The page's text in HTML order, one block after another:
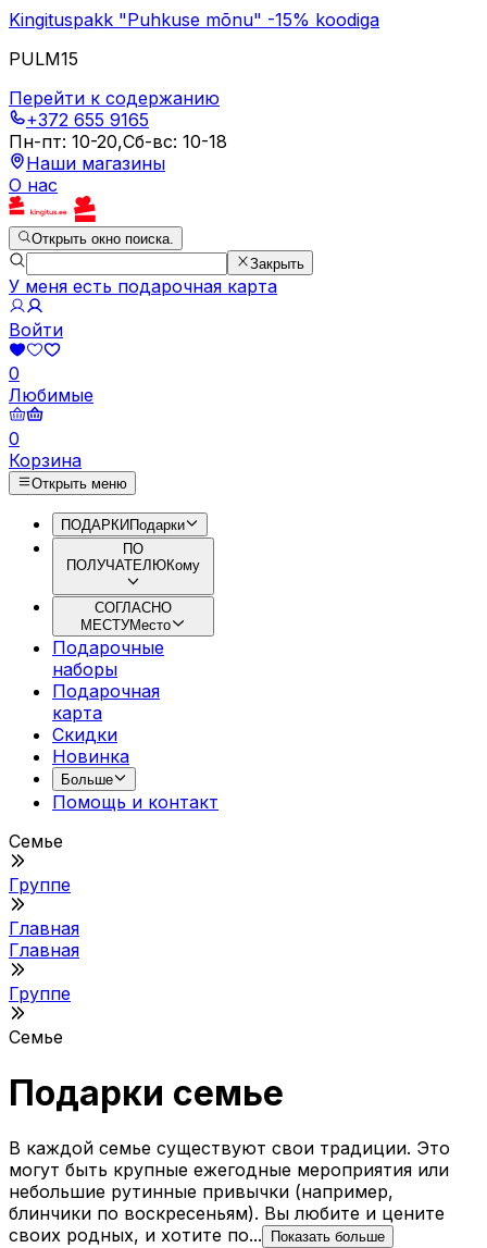
Kingituspakk "Puhkuse mõnu" -15% koodiga
PULM15
Перейти к содержанию
+372 655 9165
Пн-пт: 10-20,Сб-вс: 10-18
Наши магазины
О нас
Открыть окно поиска.
Закрыть
У меня есть подарочная карта
Войти
0
Любимые
0
Корзина
Открыть меню
ПОДАРКИ Подарки
ПО
ПОЛУЧАТЕЛЮКому
СОГЛАСНО
МЕСТУМесто
Подарочные
наборы
Подарочная
картa
Скидки
Новинка
Больше
Помощь и контакт
Семье
Группе
Главная
Главная
Группе
Семье
Подарки семье
В каждой семье существуют свои традиции. Это
могут быть крупные ежегодные мероприятия или
небольшие рутинные привычки (например,
блинчики по воскресеньям). Вы любите и цените
своих родных, и хотите по...
Показать больше